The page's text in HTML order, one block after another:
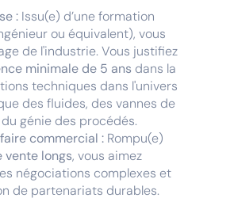
: Issu(e) d’une formation
ou équivalent), vous
de l'industrie. Vous justifiez
minimale de 5 ans dans la
techniques dans l'univers
des fluides, des vannes de
génie des procédés.
commercial : Rompu(e)
vente longs, vous aimez
négociations complexes et
de partenariats durables.